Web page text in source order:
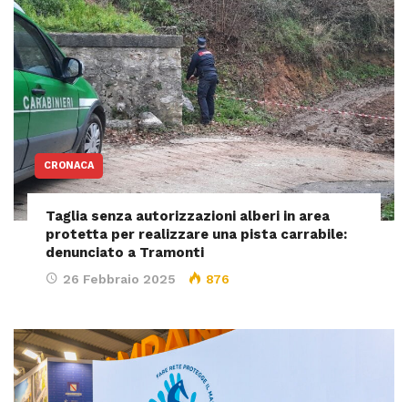
CRONACA
Taglia senza autorizzazioni alberi in area
protetta per realizzare una pista carrabile:
denunciato a Tramonti
26 Febbraio 2025 876